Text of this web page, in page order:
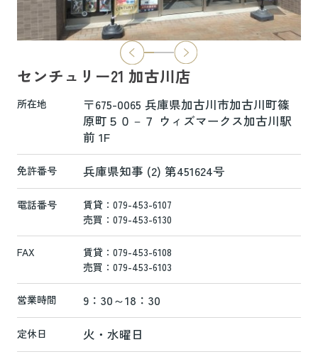
2026.06.29
本日より新ホームページへ完全移行にな
新ホームページは検索も楽々♪スマホに
も対応済！
より見やすくなっております！
是非一度ご覧ください(^^♪
センチュリー21 加古川店
所在地
〒675-0065 兵庫県加古川市加古川町篠
原町５０－７ ウィズマークス加古川駅
前 1F
免許番号 兵庫県知事 (2) 第451624号
電話番号
賃貸：079-453-6107
売買：079-453-6130
FAX
賃貸：079-453-6108
売買：079-453-6103
営業時間 9：30～18：30
定休日 火・水曜日